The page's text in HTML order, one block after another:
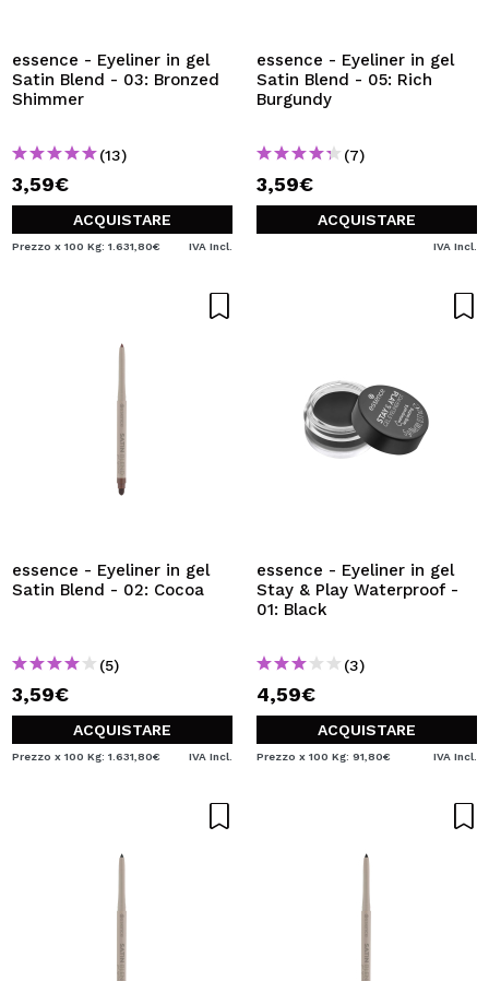
Creando un account su Maquibeauty.it potrai fare i tuoi
acquisti velocemente, controllare lo stato dei tuoi ordini e
consultare le tue operazioni precedenti.
CREARE UN ACCOUNT
essence - Eyeliner in gel
Satin Blend - 03: Bronzed
Shimmer
(13)
3,59€
ACQUISTARE
Prezzo x 100 Kg: 1.631,80€ IVA Incl.
essence - Eyeliner in gel
Satin Blend - 05: Rich
Burgundy
(7)
3,59€
ACQUISTARE
IVA Incl.
essence - Eyeliner in gel
Satin Blend - 02: Cocoa
(5)
3,59€
ACQUISTARE
Prezzo x 100 Kg: 1.631,80€ IVA Incl.
essence - Eyeliner in gel
Stay & Play Waterproof -
01: Black
(3)
4,59€
ACQUISTARE
Prezzo x 100 Kg: 91,80€ IVA Incl.